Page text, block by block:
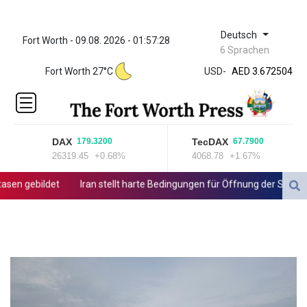
Fort Worth - 09.08. 2026 - 01:57:28 Deutsch
6 Sprachen
Fort Worth 27°C
USD-
ZWL 321.999592
AED 3.672504
AED 3.672504
AFN
ALL 80.629676
AMD
AOA
917.000367
1491.937897
DAX 179.3200
26319.45 +0.68%
TecDAX 67.7900
4068.78 +1.67%
gebildet Iran stellt harte Bedingungen für Öffnung der Straße